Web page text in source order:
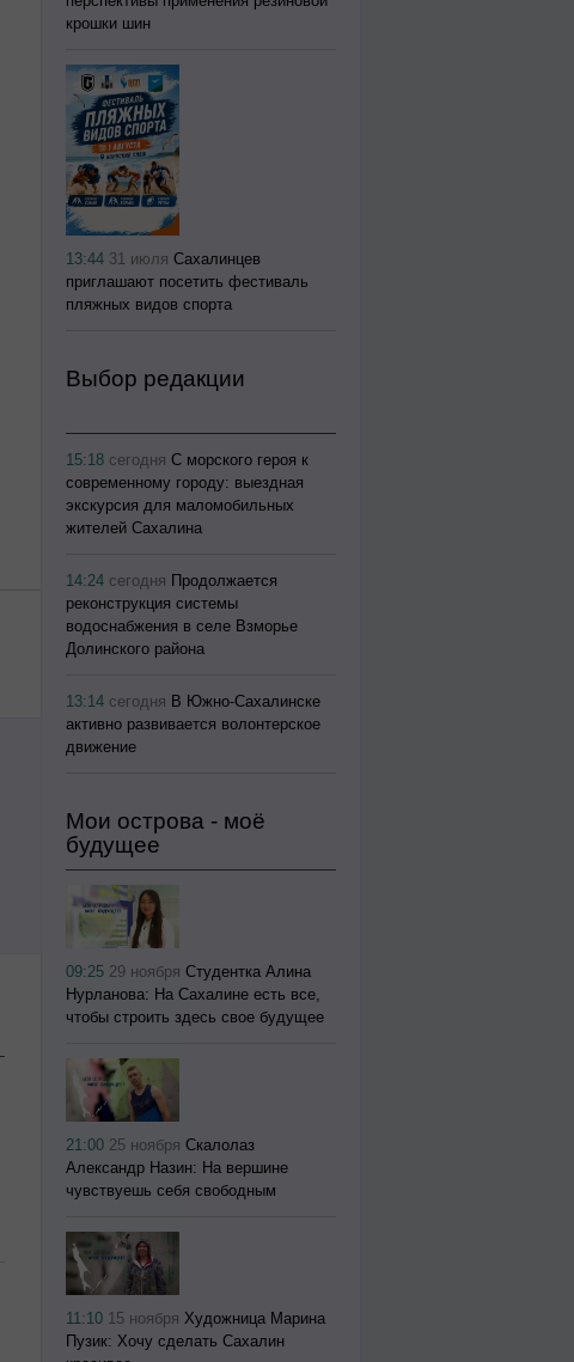
крошки шин
13:44 31 июля Сахалинцев
приглашают посетить фестиваль
пляжных видов спорта
Выбор редакции
15:18 сегодня С морского героя к
современному городу: выездная
экскурсия для маломобильных
жителей Сахалина
14:24 сегодня Продолжается
реконструкция системы
водоснабжения в селе Взморье
Долинского района
13:14 сегодня В Южно-Сахалинске
активно развивается волонтерское
движение
Мои острова - моё
будущее
09:25 29 ноября Студентка Алина
Нурланова: На Сахалине есть все,
чтобы строить здесь свое будущее
21:00 25 ноября Скалолаз
Александр Назин: На вершине
чувствуешь себя свободным
11:10 15 ноября Художница Марина
Пузик: Хочу сделать Сахалин